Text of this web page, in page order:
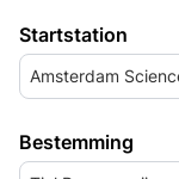
Startstation
Amsterdam
Bestemming